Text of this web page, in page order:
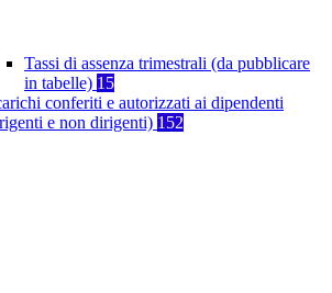
Tassi di assenza trimestrali (da pubblicare
in tabelle) 15
conferiti e autorizzati ai dipendenti
e non dirigenti) 152